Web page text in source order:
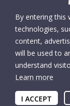
By entering this
technologies,
content,
will be used to
understand
Learn more
I ACCEPT